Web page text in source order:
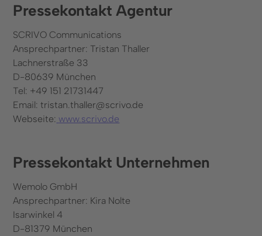
Pressekontakt Agentur
SCRIVO Communications
Ansprechpartner: Tristan Thaller
Lachnerstraße 33
D-80639 München
Tel: +49 151 21731447
Email: tristan.thaller@scrivo.de
Webseite: www.scrivo.de
Pressekontakt Unternehmen
Wemolo GmbH
Ansprechpartner: Kira Nolte
Isarwinkel 4
D-81379 München